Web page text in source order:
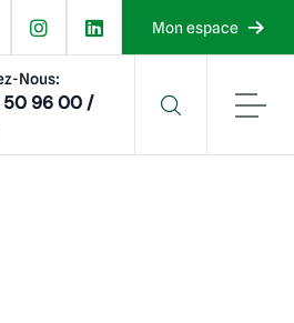
Mon espace
Nous:
50 96 00 /